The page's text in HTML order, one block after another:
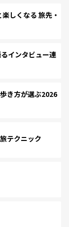
しくなる 旅先・
インタビュー連
き方が選ぶ2026
テクニック